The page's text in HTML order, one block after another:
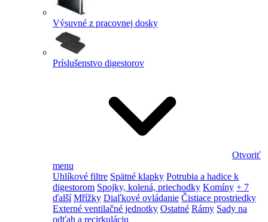
Výsuvné z pracovnej dosky
Príslušenstvo digestorov
Otvoriť
menu
Uhlíkové filtre Spätné klapky Potrubia a hadice k
digestorom Spojky, kolená, priechodky Komíny + 7
ďalší Mřížky Diaľkové ovládanie Čistiace prostriedky
Externé ventilačné jednotky Ostatné Rámy Sady na
odťah a recirkuláciu